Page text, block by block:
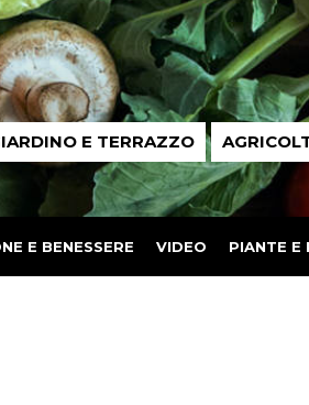
E TERRAZZO
E BENESSERE VIDEO PIANTE E